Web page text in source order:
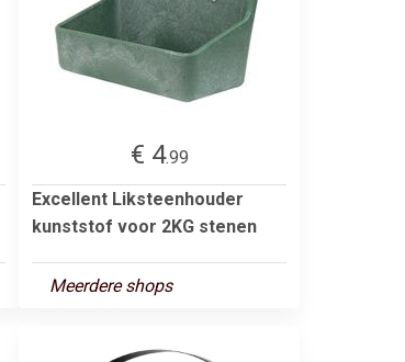
€ 4.99
Excellent Liksteenhouder
kunststof voor 2KG stenen
Meerdere shops